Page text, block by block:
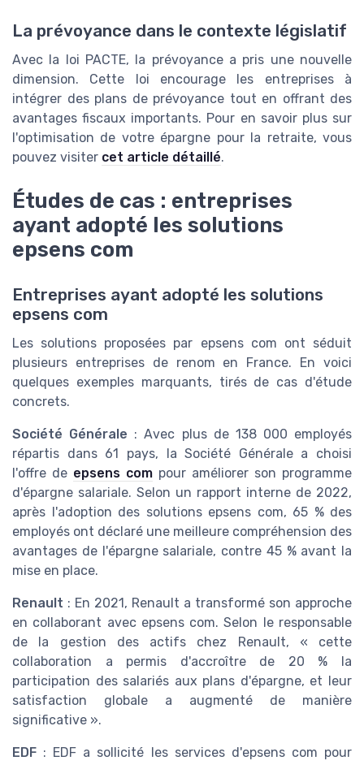
La prévoyance dans le contexte législatif
Avec la loi PACTE, la prévoyance a pris une nouvelle
dimension. Cette loi encourage les entreprises à
intégrer des plans de prévoyance tout en offrant des
avantages fiscaux importants. Pour en savoir plus sur
l'optimisation de votre épargne pour la retraite, vous
pouvez visiter cet article détaillé.
Études de cas : entreprises
ayant adopté les solutions
epsens com
Entreprises ayant adopté les solutions
epsens com
Les solutions proposées par epsens com ont séduit
plusieurs entreprises de renom en France. En voici
quelques exemples marquants, tirés de cas d'étude
concrets.
Société Générale : Avec plus de 138 000 employés
répartis dans 61 pays, la Société Générale a choisi
l'offre de epsens com pour améliorer son programme
d'épargne salariale. Selon un rapport interne de 2022,
après l'adoption des solutions epsens com, 65 % des
employés ont déclaré une meilleure compréhension des
avantages de l'épargne salariale, contre 45 % avant la
mise en place.
Renault : En 2021, Renault a transformé son approche
en collaborant avec epsens com. Selon le responsable
de la gestion des actifs chez Renault, « cette
collaboration a permis d'accroître de 20 % la
participation des salariés aux plans d'épargne, et leur
satisfaction globale a augmenté de manière
significative ».
EDF : EDF a sollicité les services d'epsens com pour